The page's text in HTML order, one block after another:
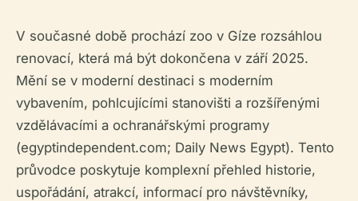
V současné době prochází zoo v Gíze rozsáhlou
renovací, která má být dokončena v září 2025.
Mění se v moderní destinaci s moderním
vybavením, pohlcujícími stanovišti a rozšířenými
vzdělávacími a ochranářskými programy
(egyptindependent.com; Daily News Egypt). Tento
průvodce poskytuje komplexní přehled historie,
uspořádání, atrakcí, informací pro návštěvníky,